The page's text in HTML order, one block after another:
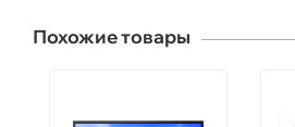
Похожие товары